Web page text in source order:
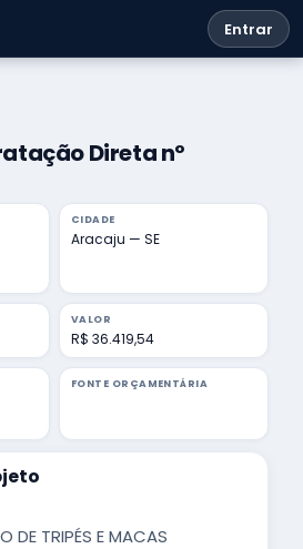
Entrar
Direta nº
CIDADE
Aracaju — SE
VALOR
R$ 36.419,54
FONTE ORÇAMENTÁRIA
DE TRIPÉS E MACAS